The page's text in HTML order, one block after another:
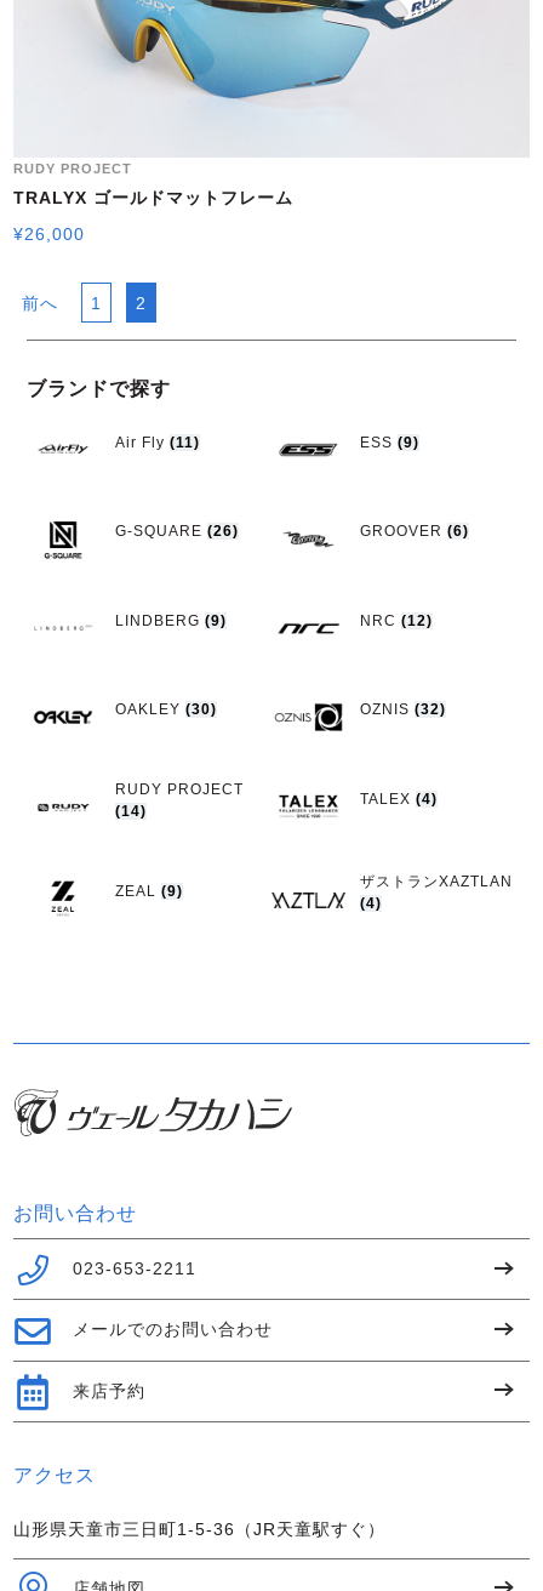
RUDY PROJECT
TRALYX ゴールドマットフレーム
¥26,000
前へ 1 2
ブランドで探す
Air Fly (11) ESS (9)
G-SQUARE (26) GROOVER (6)
LINDBERG (9) NRC (12)
OAKLEY (30) OZNIS (32)
RUDY PROJECT
(14)
TALEX (4)
ZEAL (9)
ザストランXAZTLAN
(4)
お問い合わせ
023-653-2211
メールでのお問い合わせ
来店予約
アクセス
山形県天童市三日町1-5-36（JR天童駅すぐ）